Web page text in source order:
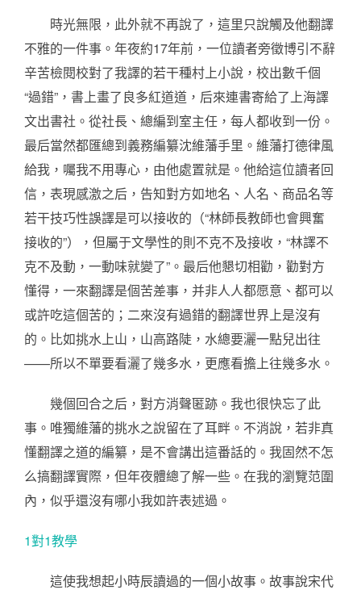
時光無限，此外就不再說了，這里只說觸及他翻譯
不雅的一件事。年夜約17年前，一位讀者旁徵博引不辭
辛苦檢閱校對了我譯的若干種村上小說，校出數千個
“過錯”，書上畫了良多紅道道，后來連書寄給了上海譯
文出書社。從社長、總編到室主任，每人都收到一份。
最后當然都匯總到義務編纂沈維藩手里。維藩打德律風
給我，囑我不用專心，由他處置就是。他給這位讀者回
信，表現感激之后，告知對方如地名、人名、商品名等
若干技巧性誤譯是可以接收的（“林師長教師也會興奮
接收的”），但屬于文學性的則不克不及接收，“林譯不
克不及動，一動味就變了”。最后他懇切相勸，勸對方
懂得，一來翻譯是個苦差事，并非人人都愿意、都可以
或許吃這個苦的；二來沒有過錯的翻譯世界上是沒有
的。比如挑水上山，山高路陡，水總要灑一點兒出往
——所以不單要看灑了幾多水，更應看擔上往幾多水。
幾個回合之后，對方消聲匿跡。我也很快忘了此
事。唯獨維藩的挑水之說留在了耳畔。不消說，若非真
懂翻譯之道的編纂，是不會講出這番話的。我固然不怎
么搞翻譯實際，但年夜體總了解一些。在我的瀏覽范圍
內，似乎還沒有哪小我如許表述過。
1對1教學
這使我想起小時辰讀過的一個小故事。故事說宋代